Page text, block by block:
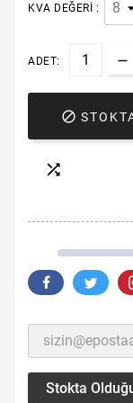
KVA DEĞERI :
ADET:


Stokta